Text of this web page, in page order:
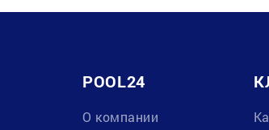
POOL24
О компании